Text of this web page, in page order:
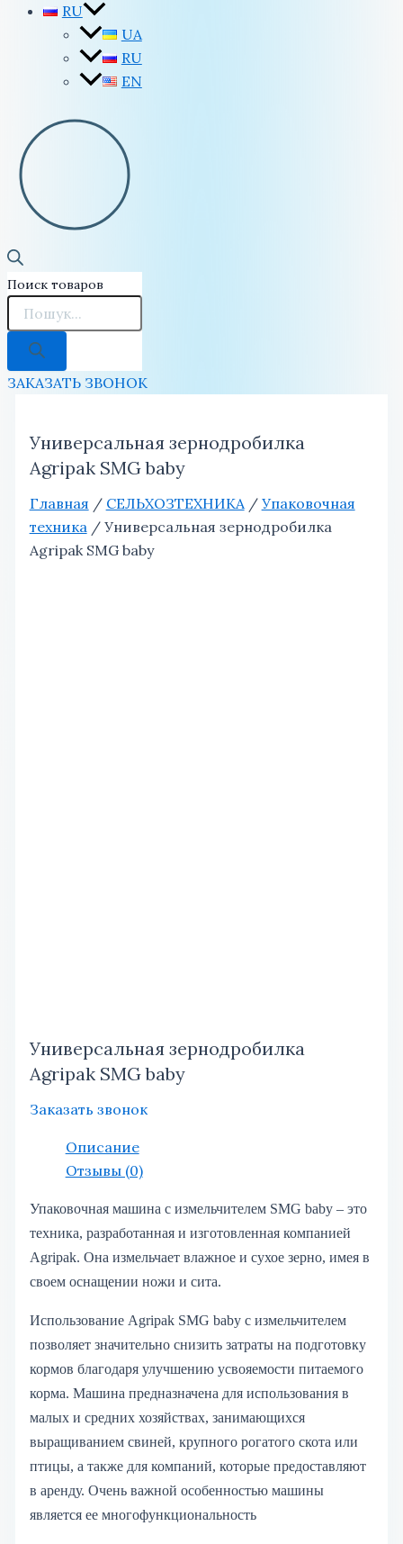
RU
UA
RU
EN
Поиск товаров
ЗАКАЗАТЬ ЗВОНОК
Универсальная зернодробилка
Agripak SMG baby
Главная / СЕЛЬХОЗТЕХНИКА/ Упаковочная
техника/ Универсальная зернодробилка
Agripak SMG baby
Универсальная зернодробилка
Agripak SMG baby
Заказать звонок
Описание
Отзывы (0)
Упаковочная машина с измельчителем SMG baby – это
техника, разработанная и изготовленная компанией
Agripak. Она измельчает влажное и сухое зерно, имея в
своем оснащении ножи и сита.
Использование Agripak SMG baby с измельчителем
позволяет значительно снизить затраты на подготовку
кормов благодаря улучшению усвояемости питаемого
корма. Машина предназначена для использования в
малых и средних хозяйствах, занимающихся
выращиванием свиней, крупного рогатого скота или
птицы, а также для компаний, которые предоставляют
в аренду. Очень важной особенностью машины
является ее многофункциональность